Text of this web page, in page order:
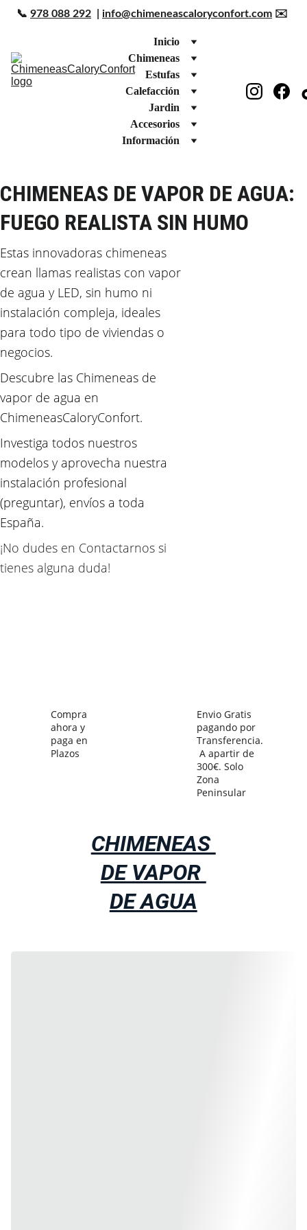
📞 978 088 292 info@chimeneascaloryconfort.com ✉️
Inicio
Chimeneas
Estufas
Calefacción
Jardin
Accesorios
Información
CHIMENEAS DE VAPOR DE AGUA:
FUEGO REALISTA SIN HUMO
Estas innovadoras chimeneas
crean llamas realistas con vapor
de agua y LED, sin humo ni
instalación compleja, ideales
para todo tipo de viviendas o
negocios.
Descubre las Chimeneas de
vapor de agua en
ChimeneasCaloryConfort.
Investiga todos nuestros
modelos y aprovecha nuestra
instalación profesional
(preguntar), envíos a toda
España.
¡No dudes en Contactarnos si
tienes alguna duda!
Compra
ahora y
paga en
Plazos
Envio Gratis
pagando por
Transferencia.
A apartir de
300€. Solo
Zona
Peninsular
CHIMENEAS
DE VAPOR
DE AGUA